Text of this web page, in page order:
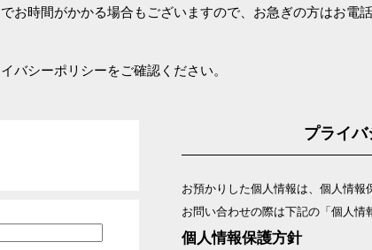
お時間がかかる場合もございますので、お急ぎの方はお電
バシーポリシーをご確認ください。
プライ
お預かりした個人情報は、個人情報
お問い合わせの際は下記の「個人情
個人情報保護方針